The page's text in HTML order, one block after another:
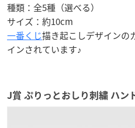
種類：全5種（選べる）
サイズ：約10cm
一番くじ描き起こしデザインの
インされています♪
J賞 ぷりっとおしり刺繍 ハン